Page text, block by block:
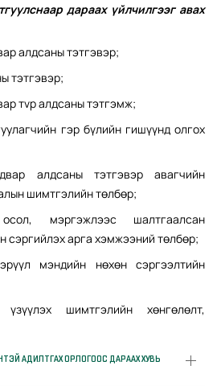
дараах үйлчилгээг авах
алдсаны тэтгэвэр;
тэтгэвэр;
тvр алдсаны тэтгэмж;
гэр бүлийн гишүүнд олгох
алдсаны тэтгэвэр авагчийн
шимтгэлийн төлбөр;
мэргэжлээс шалтгаалсан
сэргийлэх арга хэмжээний төлбөр;
мэндийн нөхөн сэргээлтийн
шимтгэлийн хөнгөлөлт,
АДИЛТГАХ ОРЛОГООС ДАРААХ ХУВЬ